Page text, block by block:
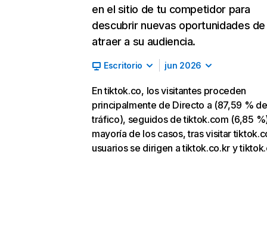
en el sitio de tu competidor para
descubrir nuevas oportunidades de
atraer a su audiencia.
Escritorio jun 2026
En tiktok.co, los visitantes proceden
principalmente de Directo a (87,59 % de
tráfico), seguidos de tiktok.com (6,85
mayoría de los casos, tras visitar
usuarios se dirigen a tiktok.co.kr y